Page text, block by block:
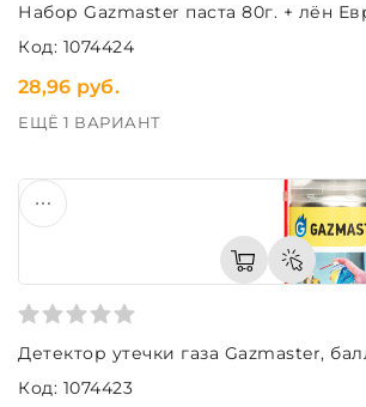
Набор Gazmaster паста 80г. + лён
Код: 1074424
28,96 руб.
ЕЩЁ 1 ВАРИАНТ
Детектор утечки газа Gazmaster,
Код: 1074423